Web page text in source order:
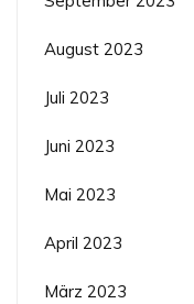
August 2023
Juli 2023
Juni 2023
Mai 2023
April 2023
März 2023